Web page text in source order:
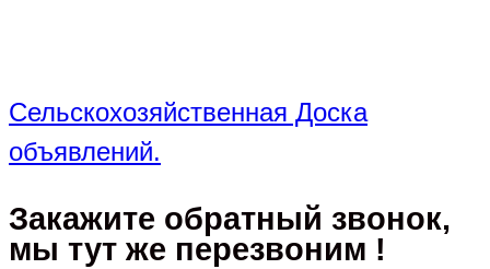
Сельскохозяйственная Доска
объявлений.
Закажите обратный звонок,
мы тут же перезвоним !